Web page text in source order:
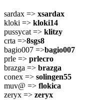
sardax => xsardax
kloki => kloki14
pussycat => klitzy
crta =>8sgs8
bagio007 =>bagio007
prle => prlecro
brazga => brazga
conex => solingen55
muv@ => flokica
zeryx => zeryx